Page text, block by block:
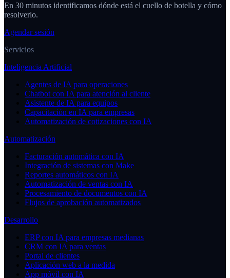
En 30 minutos identificamos dónde está el cuello de botella y cómo
resolverlo.
Agendar sesión
Servicios
Inteligencia Artificial
Agentes de IA para operaciones
Chatbot con IA para atención al cliente
Asistente de IA para equipos
Capacitación en IA para empresas
Automatización de cotizaciones con IA
Automatización
Facturación automática con IA
Integración de sistemas con Make
Reportes automáticos con IA
Automatización de ventas con IA
Procesamiento de documentos con IA
Flujos de aprobación automatizados
Desarrollo
ERP con IA para empresas medianas
CRM con IA para ventas
Portal de clientes
Aplicación web a la medida
App móvil con IA